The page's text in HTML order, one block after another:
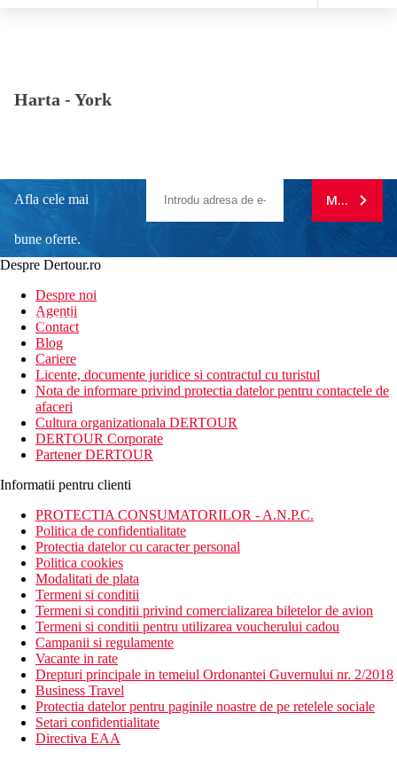
Harta - York
Afla cele mai
bune oferte.
newsletter!
MA
Despre Dertour.ro
Despre noi
Agentii
Contact
Blog
Cariere
Licente, documente juridice si contractul cu turistul
Nota de informare privind protectia datelor pentru contactele de
afaceri
Cultura organizationala DERTOUR
DERTOUR Corporate
Partener DERTOUR
Informatii pentru clienti
PROTECTIA CONSUMATORILOR - A.N.P.C.
Politica de confidentialitate
Protectia datelor cu caracter personal
Politica cookies
Modalitati de plata
Termeni si conditii
Termeni si conditii privind comercializarea biletelor de avion
Termeni si conditii pentru utilizarea voucherului cadou
Campanii si regulamente
Vacante in rate
Drepturi principale in temeiul Ordonantei Guvernului nr. 2/2018
Business Travel
Protectia datelor pentru paginile noastre de pe retelele sociale
Setari confidentialitate
Directiva EAA